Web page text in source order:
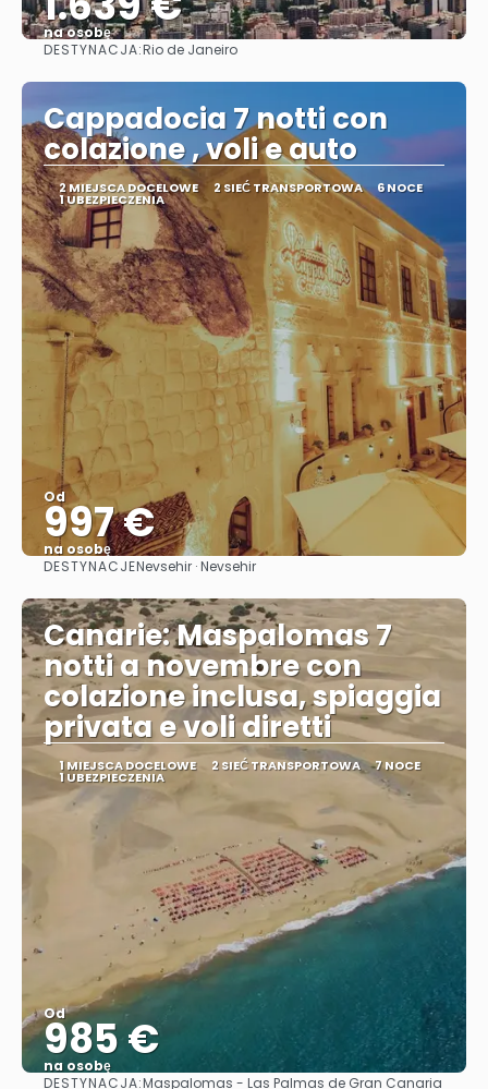
na osobę
Zobacz
DESTYNACJA:Rio de Janeiro
Cappadocia 7 notti con
colazione , voli e auto
2 MIEJSCA DOCELOWE 2 SIEĆ TRANSPORTOWA 6 NOCE
1 UBEZPIECZENIA
Od
997 €
na osobę
Zobacz
DESTYNACJENevsehir · Nevsehir
Canarie: Maspalomas 7
notti a novembre con
colazione inclusa, spiaggia
privata e voli diretti
1 MIEJSCA DOCELOWE 2 SIEĆ TRANSPORTOWA 7 NOCE
1 UBEZPIECZENIA
Od
985 €
na osobę
DESTYNACJA:Maspalomas - Las Palmas de Gran Canaria